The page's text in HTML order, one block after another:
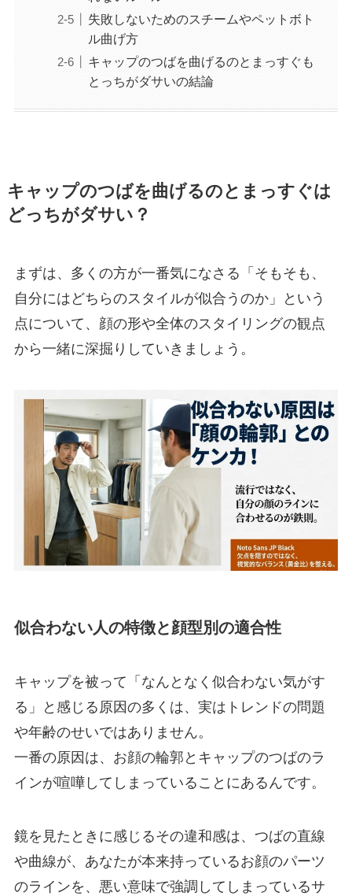
失敗しないためのスチームやペットボト
ル曲げ方
キャップのつばを曲げるのとまっすぐも
とっちがダサいの結論
キャップのつばを曲げるのとまっすぐは
どっちがダサい？
まずは、多くの方が一番気になさる「そもそも、
自分にはどちらのスタイルが似合うのか」という
点について、顔の形や全体のスタイリングの観点
から一緒に深掘りしていきましょう。
似合わない人の特徴と顔型別の適合性
キャップを被って「なんとなく似合わない気がす
る」と感じる原因の多くは、実はトレンドの問題
や年齢のせいではありません。
一番の原因は、お顔の輪郭とキャップのつばのラ
インが喧嘩してしまっていることにあるんです。
鏡を見たときに感じるその違和感は、つばの直線
や曲線が、あなたが本来持っているお顔のパーツ
のラインを、悪い意味で強調してしまっているサ